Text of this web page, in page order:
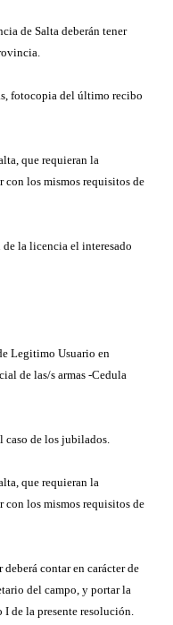
de Salta deberán tener
fotocopia del último recibo
que requieran la
los mismos requisitos de
la licencia el interesado
Legitimo Usuario en
de las/s armas -Cedula
caso de los jubilados.
que requieran la
los mismos requisitos de
contar en carácter de
del campo, y portar la
I de la presente resolución.